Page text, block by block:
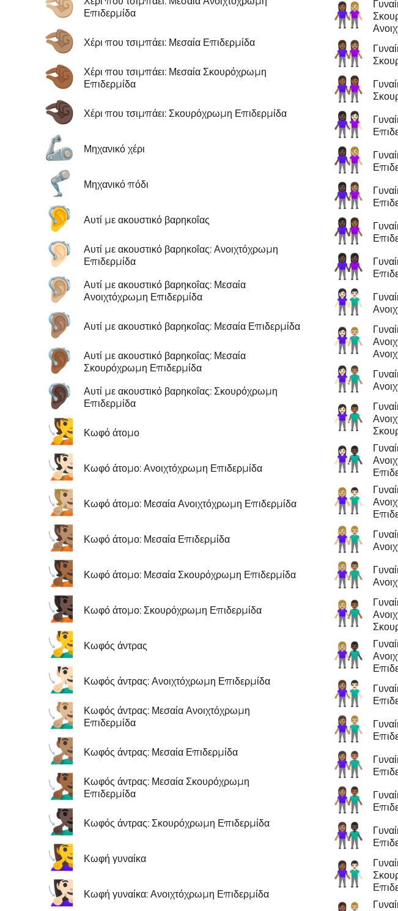
🤏🏼
Επιδερμίδα
🤏🏽 Χέρι που τσιμπάει: Μεσαία Επιδερμίδα
🤏🏾
Χέρι που τσιμπάει: Μεσαία Σκουρόχρωμη
Επιδερμίδα
🤏🏿 Χέρι που τσιμπάει: Σκουρόχρωμη Επιδερμίδα
🦾 Μηχανικό χέρι
🦿 Μηχανικό πόδι
🦻 Αυτί με ακουστικό βαρηκοΐας
🦻🏻
Αυτί με ακουστικό βαρηκοΐας: Ανοιχτόχρωμη
Επιδερμίδα
🦻🏼
Αυτί με ακουστικό βαρηκοΐας: Μεσαία
Ανοιχτόχρωμη Επιδερμίδα
🦻🏽 Αυτί με ακουστικό βαρηκοΐας: Μεσαία Επιδερμίδα
🦻🏾
Αυτί με ακουστικό βαρηκοΐας: Μεσαία
Σκουρόχρωμη Επιδερμίδα
🦻🏿
Αυτί με ακουστικό βαρηκοΐας: Σκουρόχρωμη
Επιδερμίδα
🧏 Κωφό άτομο
🧏🏻 Κωφό άτομο: Ανοιχτόχρωμη Επιδερμίδα
🧏🏼 Κωφό άτομο: Μεσαία Ανοιχτόχρωμη Επιδερμίδα
🧏🏽 Κωφό άτομο: Μεσαία Επιδερμίδα
🧏🏾 Κωφό άτομο: Μεσαία Σκουρόχρωμη Επιδερμίδα
🧏🏿 Κωφό άτομο: Σκουρόχρωμη Επιδερμίδα
🧏‍♂️ Κωφός άντρας
🧏🏻‍♂️ Κωφός άντρας: Ανοιχτόχρωμη Επιδερμίδα
🧏🏼‍♂️
Κωφός άντρας: Μεσαία Ανοιχτόχρωμη
Επιδερμίδα
🧏🏽‍♂️ Κωφός άντρας: Μεσαία Επιδερμίδα
🧏🏾‍♂️
Κωφός άντρας: Μεσαία Σκουρόχρωμη
Επιδερμίδα
🧏🏿‍♂️ Κωφός άντρας: Σκουρόχρωμη Επιδερμίδα
🧏‍♀️ Κωφή γυναίκα
🧏🏻‍♀️ Κωφή γυναίκα: Ανοιχτόχρωμη Επιδερμίδα
👩🏾‍🤝‍👩🏼
👩🏾‍🤝‍👩🏽
👭🏾
👩🏿‍🤝‍👩🏻
👩🏿‍🤝‍👩🏼
👩🏿‍🤝‍👩🏽
👩🏿‍🤝‍👩🏾
👭🏿
👫🏻
👩🏻‍🤝‍👨🏼
👩🏻‍🤝‍👨🏽
👩🏻‍🤝‍👨🏾
👩🏻‍🤝‍👨🏿
👩🏼‍🤝‍👨🏻
👫🏼
👩🏼‍🤝‍👨🏽
👩🏼‍🤝‍👨🏾
👩🏼‍🤝‍👨🏿
👩🏽‍🤝‍👨🏻
👩🏽‍🤝‍👨🏼
👫🏽
👩🏽‍🤝‍👨🏾
👩🏽‍🤝‍👨🏿
👩🏾‍🤝‍👨🏻